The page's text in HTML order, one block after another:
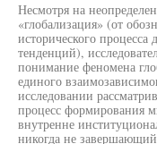
Несмотря на
«глобализация» (от
исторического
тенденций),
понимание феномена
единого
исследовании
процесс формирования
внутренне
никогда не